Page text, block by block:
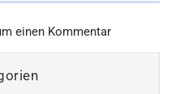
einen Kommentar